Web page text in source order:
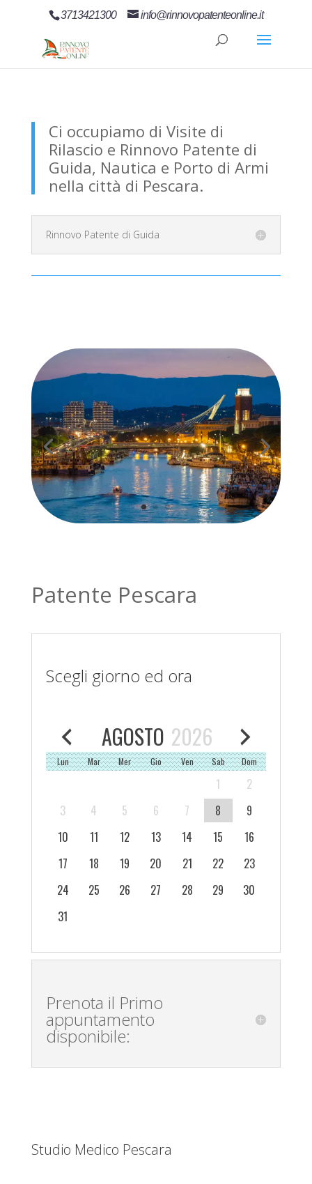
3713421300 info@rinnovopatenteonline.it
Ci occupiamo di Visite di
Rilascio e Rinnovo Patente di
Guida, Nautica e Porto di Armi
nella città di Pescara.
Rinnovo Patente di Guida
Patente Pescara
Scegli giorno ed ora
AGOSTO 2026
Lun Mar Mer Gio Ven Sab Dom
1
2
3
4 5 6 7 8
9
10
11 12 13 14 15
16
17
18 19 20 21 22
23
24
25 26 27 28 29
30
31
Prenota il Primo
appuntamento
disponibile:
Studio Medico Pescara